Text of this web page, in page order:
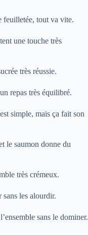
feuilletée, tout va vite.
une touche très
très réussie.
repas très équilibré.
simple, mais ça fait son
le saumon donne du
très crémeux.
sans les alourdir.
sans le dominer.